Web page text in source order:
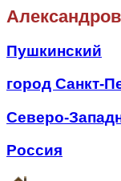
Пушкинский
город Санкт-
Северо-
Россия